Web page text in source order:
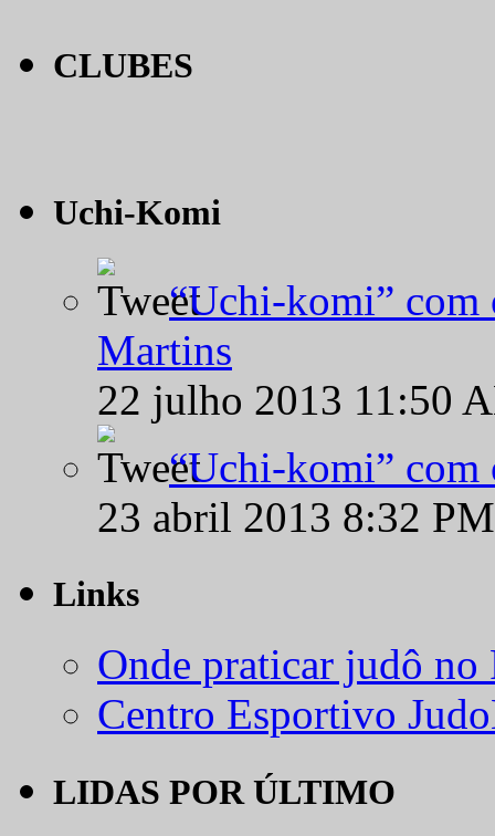
CLUBES
Uchi-Komi
“Uchi-komi” com
Martins
22 julho 2013 11:50
“Uchi-komi” com
23 abril 2013 8:32
Links
Onde praticar judô
Centro Esportivo
LIDAS POR ÚLTIMO